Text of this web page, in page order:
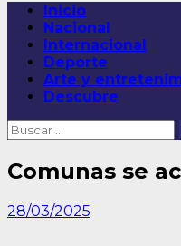
Menú
principal
Inicio
Nacional
Internacional
Deporte
Arte y
Descubre
Buscar:
Comunas se
28/03/2025